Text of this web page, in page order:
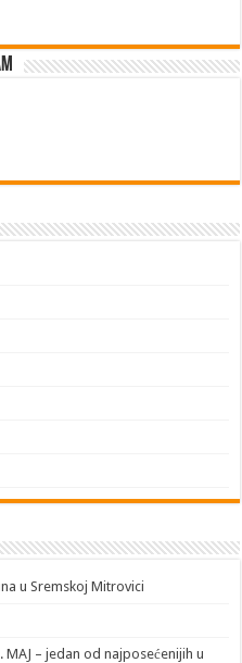
u Sremskoj Mitrovici
MAJ – jedan od najposećenijih u